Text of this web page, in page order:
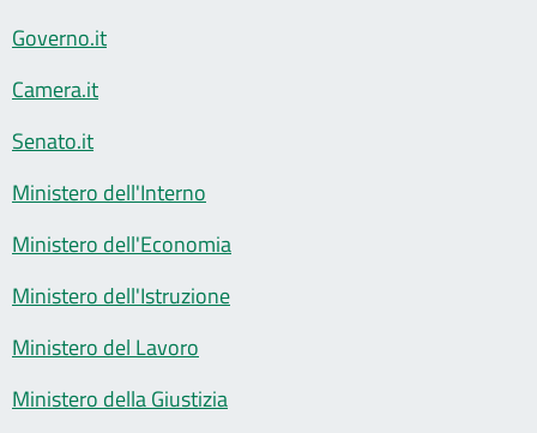
Governo.it
Camera.it
Senato.it
Ministero dell'Interno
Ministero dell'Economia
Ministero dell'Istruzione
Ministero del Lavoro
Ministero della Giustizia